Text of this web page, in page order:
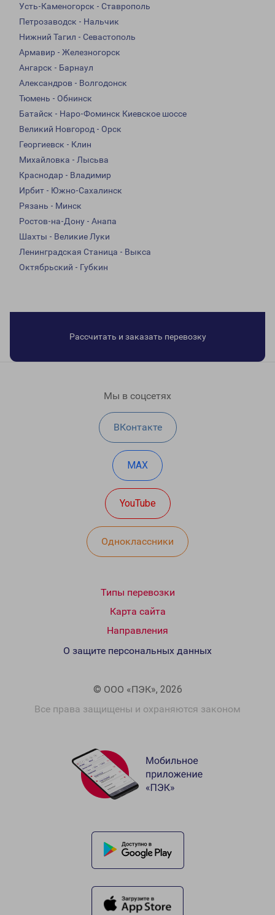
Усть-Каменогорск - Ставрополь
Петрозаводск - Нальчик
Нижний Тагил - Севастополь
Армавир - Железногорск
Ангарск - Барнаул
Александров - Волгодонск
Тюмень - Обнинск
Батайск - Наро-Фоминск Киевское шоссе
Великий Новгород - Орск
Георгиевск - Клин
Михайловка - Лысьва
Краснодар - Владимир
Ирбит - Южно-Сахалинск
Рязань - Минск
Ростов-на-Дону - Анапа
Шахты - Великие Луки
Ленинградская Станица - Выкса
Октябрьский - Губкин
Рассчитать и заказать перевозку
Мы в соцсетях
ВКонтакте
MAX
YouTube
Одноклассники
Типы перевозки
Карта сайта
Направления
© ООО «ПЭК», 2026
Все права защищены и охраняются законом
О защите персональных данных